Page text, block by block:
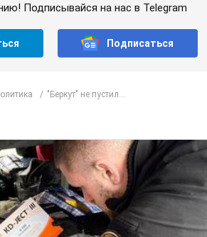
Подписывайся на нас в Telegram
Подписаться
"Беркут" не пустил...